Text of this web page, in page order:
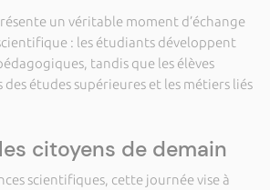
un véritable moment d’échange
: les étudiants développent
tandis que les élèves
des études supérieures et les métiers liés
citoyens de demain
scientifiques, cette journée vise à